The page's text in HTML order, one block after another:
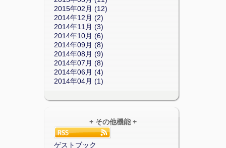
2015年02月 (12)
2014年12月 (2)
2014年11月 (3)
2014年10月 (6)
2014年09月 (8)
2014年08月 (9)
2014年07月 (8)
2014年06月 (4)
2014年04月 (1)
+ その他機能 +
ゲストブック